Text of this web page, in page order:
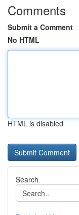
Comments
Submit a Comment
No HTML
HTML is disabled
Search